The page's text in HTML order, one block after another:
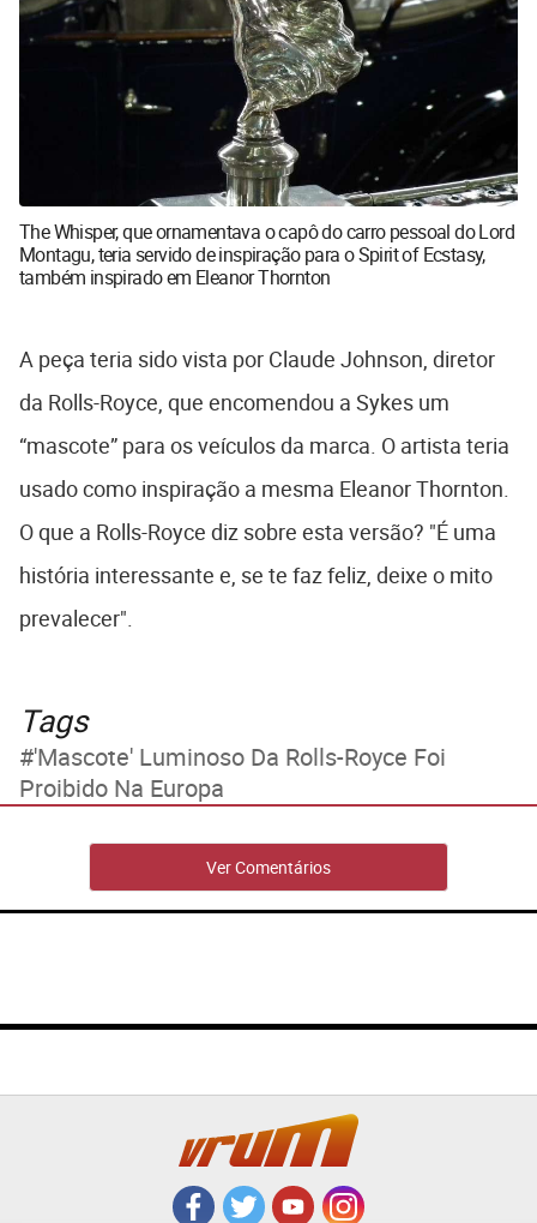
The Whisper, que ornamentava o capô do carro pessoal do Lord
Montagu, teria servido de inspiração para o Spirit of Ecstasy,
também inspirado em Eleanor Thornton
A peça teria sido vista por Claude Johnson, diretor
da Rolls-Royce, que encomendou a Sykes um
“mascote” para os veículos da marca. O artista teria
usado como inspiração a mesma Eleanor Thornton.
O que a Rolls-Royce diz sobre esta versão? "É uma
história interessante e, se te faz feliz, deixe o mito
prevalecer".
Tags
'Mascote' Luminoso Da Rolls-Royce Foi
Proibido Na Europa
Ver Comentários